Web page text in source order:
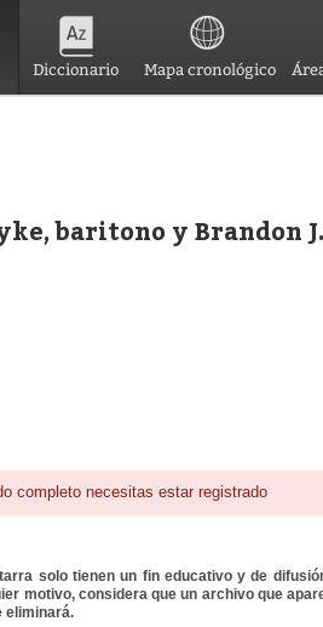
Diccionario Mapa cronológico
baritono y Brandon
completo necesitas estar registrado
solo tienen un fin educativo y de
motivo, considera que un archivo que
eliminará.